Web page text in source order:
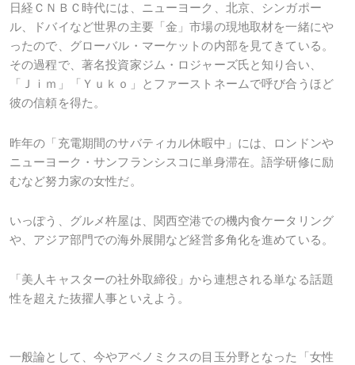
日経ＣＮＢＣ時代には、ニューヨーク、北京、シンガポー
ル、ドバイなど世界の主要「金」市場の現地取材を一緒にや
ったので、グローバル・マーケットの内部を見てきている。
その過程で、著名投資家ジム・ロジャーズ氏と知り合い、
「Ｊｉｍ」「Ｙｕｋｏ」とファーストネームで呼び合うほど
彼の信頼を得た。
昨年の「充電期間のサバティカル休暇中」には、ロンドンや
ニューヨーク・サンフランシスコに単身滞在。語学研修に励
むなど努力家の女性だ。
いっぽう、グルメ杵屋は、関西空港での機内食ケータリング
や、アジア部門での海外展開など経営多角化を進めている。
「美人キャスターの社外取締役」から連想される単なる話題
性を超えた抜擢人事といえよう。
一般論として、今やアベノミクスの目玉分野となった「女性